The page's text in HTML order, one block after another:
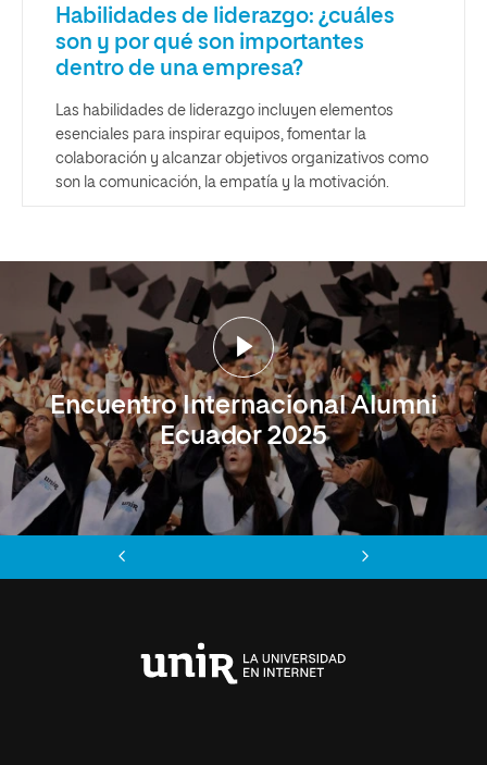
Habilidades de liderazgo: ¿cuáles
son y por qué son importantes
dentro de una empresa?
Las habilidades de liderazgo incluyen elementos
esenciales para inspirar equipos, fomentar la
colaboración y alcanzar objetivos organizativos como
son la comunicación, la empatía y la motivación.
Encuentro Internacional Alumni
Ecuador 2025